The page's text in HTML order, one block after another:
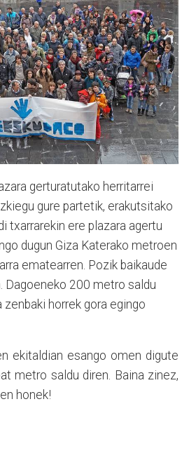
gerturatutako herritarrei
gure partetik, erakutsitako
txarrarekin ere plazara agertu
dugun Giza Katerako metroen
ematearren. Pozik baikaude
Dagoeneko 200 metro saldu
zenbaki horrek gora egingo
ekitaldian esango omen digute
metro saldu diren. Baina zinez,
honek!